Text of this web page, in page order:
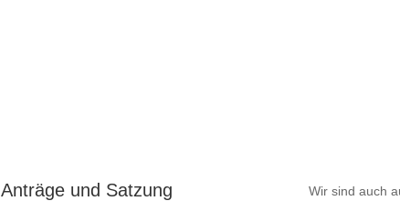
Anträge und Satzung Wir sind auch